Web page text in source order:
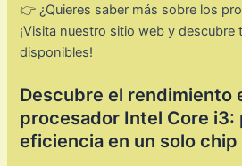
👉 ¿Quieres saber más sobre los
¡Visita nuestro sitio web y descubre
disponibles!
Descubre el rendimiento
procesador Intel Core i3:
eficiencia en un solo chip